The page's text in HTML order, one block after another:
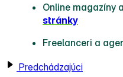
Online magazíny
stránky
Freelanceri a
Predchádzajúci